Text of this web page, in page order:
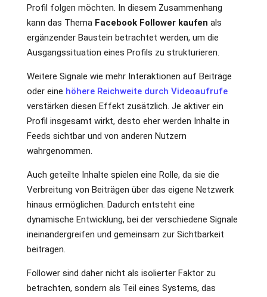
Profil folgen möchten. In diesem Zusammenhang
kann das Thema Facebook Follower kaufen als
ergänzender Baustein betrachtet werden, um die
Ausgangssituation eines Profils zu strukturieren.
Weitere Signale wie mehr Interaktionen auf Beiträge
oder eine höhere Reichweite durch Videoaufrufe
verstärken diesen Effekt zusätzlich. Je aktiver ein
Profil insgesamt wirkt, desto eher werden Inhalte in
Feeds sichtbar und von anderen Nutzern
wahrgenommen.
Auch geteilte Inhalte spielen eine Rolle, da sie die
Verbreitung von Beiträgen über das eigene Netzwerk
hinaus ermöglichen. Dadurch entsteht eine
dynamische Entwicklung, bei der verschiedene Signale
ineinandergreifen und gemeinsam zur Sichtbarkeit
beitragen.
Follower sind daher nicht als isolierter Faktor zu
betrachten, sondern als Teil eines Systems, das